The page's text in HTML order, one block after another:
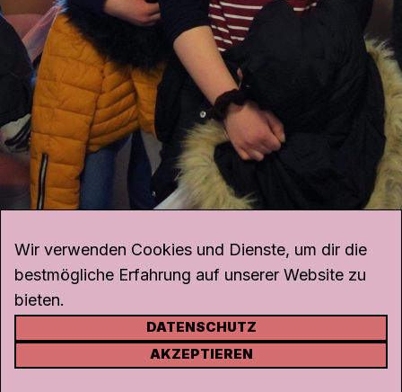
KONTAKT
Wir verwenden Cookies und Dienste, um dir die
bestmögliche Erfahrung auf unserer Website zu
bieten.
DATENSCHUTZ
AKZEPTIEREN